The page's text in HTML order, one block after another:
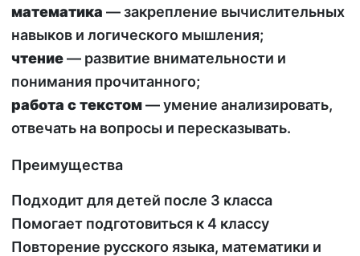
математика — закрепление вычислительных
навыков и логического мышления;
чтение— развитие внимательности и
понимания прочитанного;
работа с текстом— умение анализировать,
отвечать на вопросы и пересказывать.
Преимущества
Подходит для детей после 3 класса
Помогает подготовиться к 4 классу
Повторение русского языка, математики и